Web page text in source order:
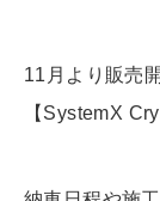
11月より販売
【SystemX